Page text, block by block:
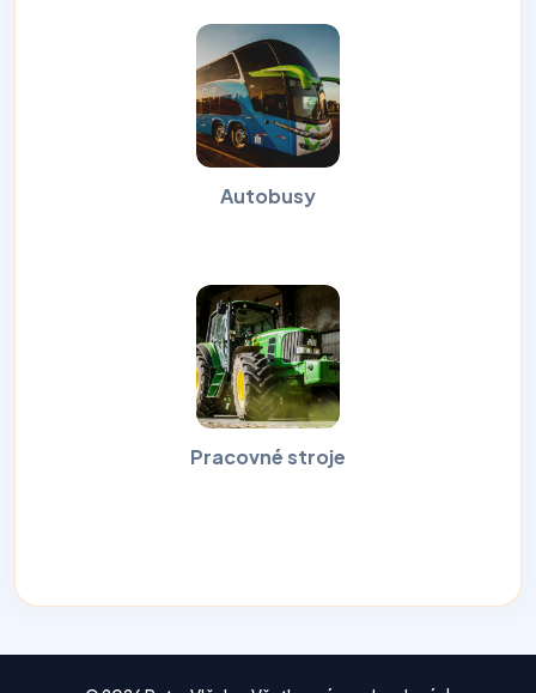
Autobusy
Pracovné stroje